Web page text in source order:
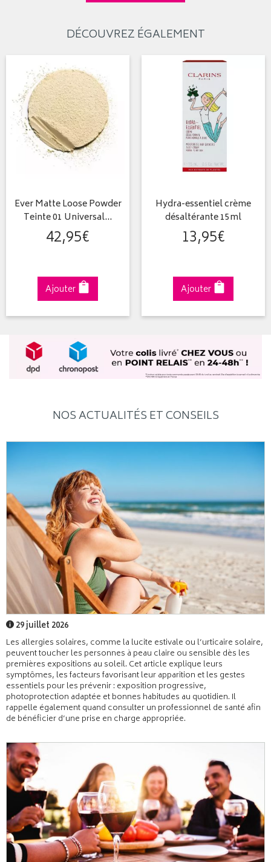
DÉCOUVREZ ÉGALEMENT
Ever Matte Loose Powder
Teinte 01 Universal…
42,95€
Ajouter
Hydra-essentiel crème
désaltérante 15ml
13,95€
Ajouter
NOS ACTUALITÉS ET CONSEILS
29 juillet 2026
Les allergies solaires, comme la lucite estivale ou l’urticaire solaire,
peuvent toucher les personnes à peau claire ou sensible dès les
premières expositions au soleil. Cet article explique leurs
symptômes, les facteurs favorisant leur apparition et les gestes
essentiels pour les prévenir : exposition progressive,
photoprotection adaptée et bonnes habitudes au quotidien. Il
rappelle également quand consulter un professionnel de santé afin
de bénéficier d’une prise en charge appropriée.